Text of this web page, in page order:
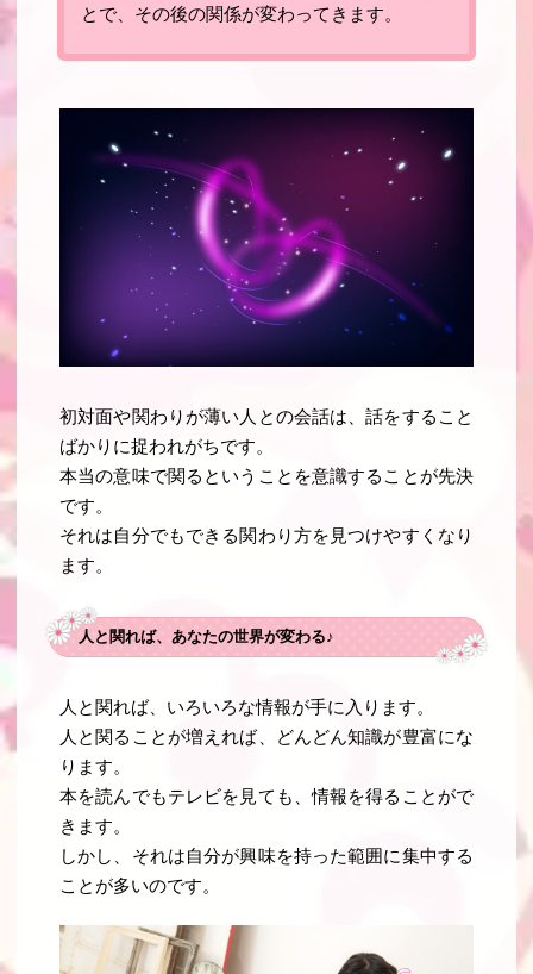
とで、その後の関係が変わってきます。
初対面や関わりが薄い人との会話は、話をすること
ばかりに捉われがちです。
本当の意味で関るということを意識することが先決
です。
それは自分でもできる関わり方を見つけやすくなり
ます。
人と関れば、あなたの世界が変わる♪
人と関れば、いろいろな情報が手に入ります。
人と関ることが増えれば、どんどん知識が豊富にな
ります。
本を読んでもテレビを見ても、情報を得ることがで
きます。
しかし、それは自分が興味を持った範囲に集中する
ことが多いのです。